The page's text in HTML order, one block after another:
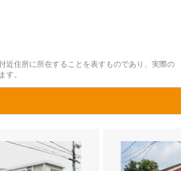
近住所に所在することを表すものであり、実際の
す。